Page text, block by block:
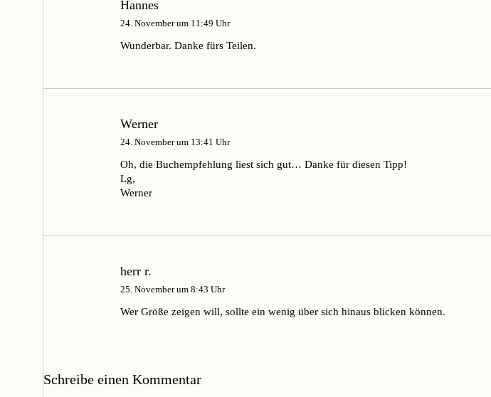
Hannes
24. November um 11:49 Uhr
Wunderbar. Danke fürs Teilen.
Werner
24. November um 13:41 Uhr
Oh, die Buchempfehlung liest sich gut… Danke für diesen Tipp!
Lg,
Werner
herr r.
25. November um 8:43 Uhr
Wer Größe zeigen will, sollte ein wenig über sich hinaus blicken können.
Schreibe einen Kommentar